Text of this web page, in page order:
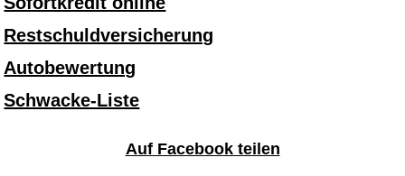
Restschuldversicherung
Autobewertung
Schwacke-Liste
Auf Facebook teilen